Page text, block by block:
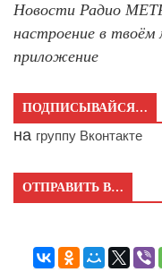
Новости Радио
настроение в
приложение
ПОДПИСЫВАЙСЯ…
на группу Вконтакте
ОТПРАВИТЬ В…